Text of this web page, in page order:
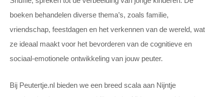
boeken behandelen diverse thema’s, zoals familie,
vriendschap, feestdagen en het verkennen van de wereld, wat
ze ideaal maakt voor het bevorderen van de cognitieve en
sociaal-emotionele ontwikkeling van jouw peuter.
Bij Peutertje.nl bieden we een breed scala aan Nijntje